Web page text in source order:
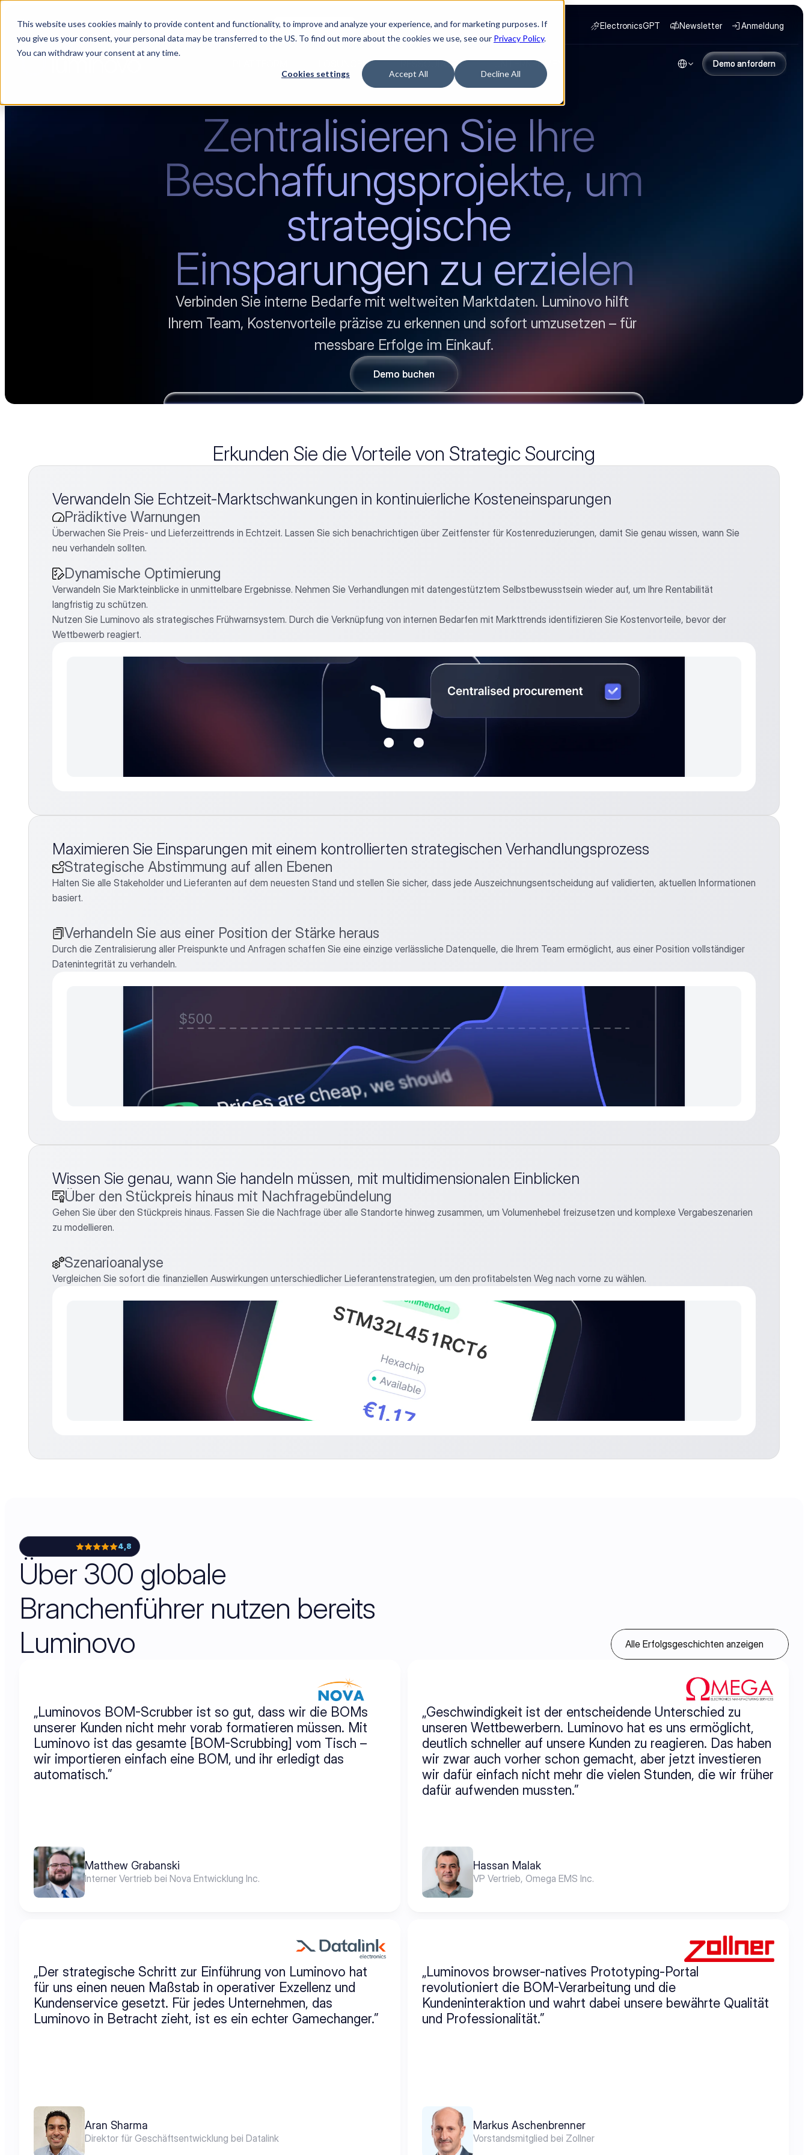
This website uses cookies mainly to provide content and functionality, to improve and analyze your experience, and for marketing purposes. If
you give us your consent, your personal data may be transferred to the US. To find out more about the cookies we use, see our Privacy Policy.
You can withdraw your consent at any time.
Cookies settings Accept All Decline All
[Live] Lieferantenmanagement in Luminovo | „The Buyerette“ 🌹 Jetzt Film ansehen ElectronicsGPT Newsletter Anmeldung
LÖSUNGEN RESSOURCEN UNTERNEHMEN
Select Language
Demo anfordern
Demo anfordern
Zentralisieren Sie Ihre
Beschaffungsprojekte, um
strategische
Einsparungen zu erzielen
Verbinden Sie interne Bedarfe mit weltweiten Marktdaten. Luminovo hilft
Ihrem Team, Kostenvorteile präzise zu erkennen und sofort umzusetzen – für
messbare Erfolge im Einkauf.
Demo buchen
Demo buchen
Erkunden Sie die Vorteile von Strategic Sourcing
Verwandeln Sie Echtzeit-Marktschwankungen in kontinuierliche Kosteneinsparungen
Prädiktive Warnungen
Überwachen Sie Preis- und Lieferzeittrends in Echtzeit. Lassen Sie sich benachrichtigen über Zeitfenster für Kostenreduzierungen, damit Sie genau wissen, wann Sie
neu verhandeln sollten.
Dynamische Optimierung
Verwandeln Sie Markteinblicke in unmittelbare Ergebnisse. Nehmen Sie Verhandlungen mit datengestütztem Selbstbewusstsein wieder auf, um Ihre Rentabilität
langfristig zu schützen.
Nutzen Sie Luminovo als strategisches Frühwarnsystem. Durch die Verknüpfung von internen Bedarfen mit Markttrends identifizieren Sie Kostenvorteile, bevor der
Wettbewerb reagiert.
Maximieren Sie Einsparungen mit einem kontrollierten strategischen Verhandlungsprozess
Strategische Abstimmung auf allen Ebenen
Halten Sie alle Stakeholder und Lieferanten auf dem neuesten Stand und stellen Sie sicher, dass jede Auszeichnungsentscheidung auf validierten, aktuellen Informationen
basiert.
Verhandeln Sie aus einer Position der Stärke heraus
Durch die Zentralisierung aller Preispunkte und Anfragen schaffen Sie eine einzige verlässliche Datenquelle, die Ihrem Team ermöglicht, aus einer Position vollständiger
Datenintegrität zu verhandeln.
Wissen Sie genau, wann Sie handeln müssen, mit multidimensionalen Einblicken
Über den Stückpreis hinaus mit Nachfragebündelung
Gehen Sie über den Stückpreis hinaus. Fassen Sie die Nachfrage über alle Standorte hinweg zusammen, um Volumenhebel freizusetzen und komplexe Vergabeszenarien
zu modellieren.
Szenarioanalyse
Vergleichen Sie sofort die finanziellen Auswirkungen unterschiedlicher Lieferantenstrategien, um den profitabelsten Weg nach vorne zu wählen.
4,8
Über 300 globale
Branchenführer nutzen bereits
Luminovo
Alle Erfolgsgeschichten anzeigen
„Luminovos BOM-Scrubber ist so gut, dass wir die BOMs
unserer Kunden nicht mehr vorab formatieren müssen. Mit
Luminovo ist das gesamte [BOM-Scrubbing] vom Tisch –
wir importieren einfach eine BOM, und ihr erledigt das
automatisch.”
Matthew Grabanski
Interner Vertrieb bei Nova Entwicklung Inc.
„Geschwindigkeit ist der entscheidende Unterschied zu
unseren Wettbewerbern. Luminovo hat es uns ermöglicht,
deutlich schneller auf unsere Kunden zu reagieren. Das haben
wir zwar auch vorher schon gemacht, aber jetzt investieren
wir dafür einfach nicht mehr die vielen Stunden, die wir früher
dafür aufwenden mussten.”
Hassan Malak
VP Vertrieb, Omega EMS Inc.
„Der strategische Schritt zur Einführung von Luminovo hat
für uns einen neuen Maßstab in operativer Exzellenz und
Kundenservice gesetzt. Für jedes Unternehmen, das
Luminovo in Betracht zieht, ist es ein echter Gamechanger.”
Aran Sharma
Direktor für Geschäftsentwicklung bei Datalink
„Luminovos browser-natives Prototyping-Portal
revolutioniert die BOM-Verarbeitung und die
Kundeninteraktion und wahrt dabei unsere bewährte Qualität
und Professionalität.”
Markus Aschenbrenner
Vorstandsmitglied bei Zollner